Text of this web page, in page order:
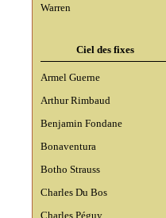
Warren
Ciel des fixes
Armel Guerne
Arthur Rimbaud
Benjamin Fondane
Bonaventura
Botho Strauss
Charles Du Bos
Charles Péguy